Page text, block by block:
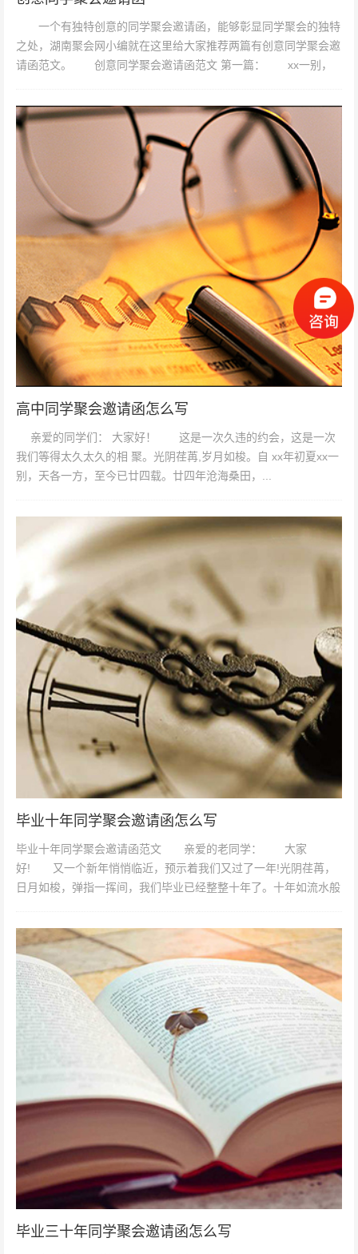
一个有独特创意的同学聚会邀请函，能够彰显同学聚会的独特
之处，湖南聚会网小编就在这里给大家推荐两篇有创意同学聚会邀
请函范文。 创意同学聚会邀请函范文 第一篇： xx一别，
高中同学聚会邀请函怎么写
亲爱的同学们： 大家好！ 这是一次久违的约会，这是一次
我们等得太久太久的相 聚。光阴荏苒,岁月如梭。自 xx年初夏xx一
别，天各一方，至今已廿四载。廿四年沧海桑田，...
毕业十年同学聚会邀请函怎么写
毕业十年同学聚会邀请函范文 亲爱的老同学： 大家
好! 又一个新年悄悄临近，预示着我们又过了一年!光阴荏苒，
日月如梭，弹指一挥间，我们毕业已经整整十年了。十年如流水般
毕业三十年同学聚会邀请函怎么写